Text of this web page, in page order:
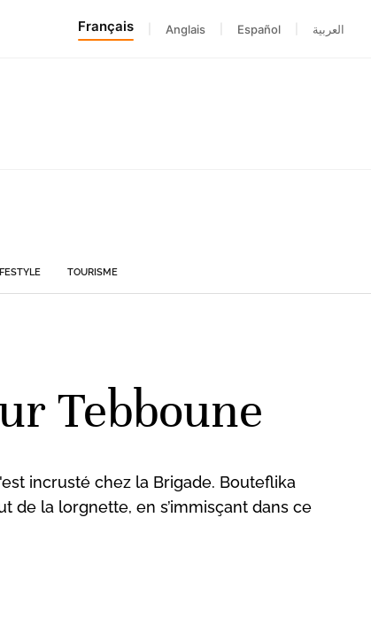
Français Anglais Español العربية
TOURISME
Tebboune
incrusté chez la Brigade. Bouteflika
de la lorgnette, en s’immisçant dans ce